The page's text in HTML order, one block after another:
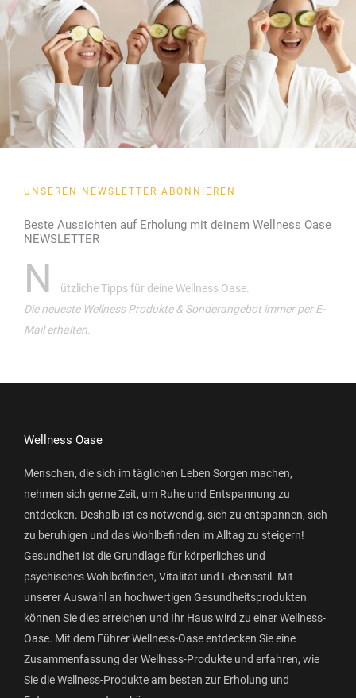
UNSEREN NEWSLETTER ABONNIEREN
Beste Aussichten auf Erholung mit deinem Wellness Oase
NEWSLETTER
N
ützliche Tipps für deine Wellness Oase.
Die neueste Wellness Produkte & Sonderangebot immer per E-
Mail erhalten.
Wellness Oase
Menschen, die sich im täglichen Leben Sorgen machen,
nehmen sich gerne Zeit, um Ruhe und Entspannung zu
entdecken. Deshalb ist es notwendig, sich zu entspannen, sich
zu beruhigen und das Wohlbefinden im Alltag zu steigern!
Gesundheit ist die Grundlage für körperliches und
psychisches Wohlbefinden, Vitalität und Lebensstil. Mit
unserer Auswahl an hochwertigen Gesundheitsprodukten
können Sie dies erreichen und Ihr Haus wird zu einer Wellness-
Oase. Mit dem Führer Wellness-Oase entdecken Sie eine
Zusammenfassung der Wellness-Produkte und erfahren, wie
Sie die Wellness-Produkte am besten zur Erholung und